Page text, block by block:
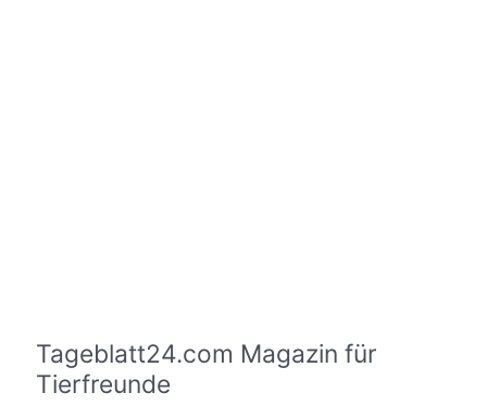
Tageblatt24.com Magazin für
Tierfreunde